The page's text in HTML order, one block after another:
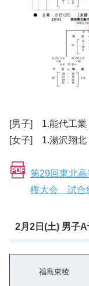
[男子] 1.能代工
[女子] 1.湯沢翔
第29回東北
権大会 試合
2月2日(土) 男子
福島東稜